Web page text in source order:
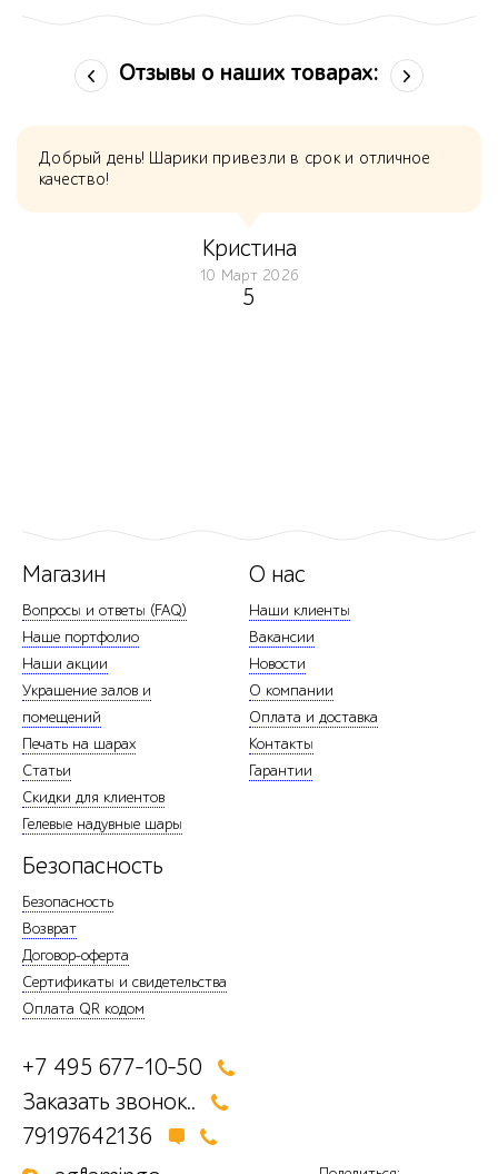
Отзывы о наших товарах:
Добрый день! Шарики привезли в срок и отличное
качество!
Кристина
10 Март 2026
5
Магазин
Вопросы и ответы (FAQ)
Наше портфолио
Наши акции
Украшение залов и
помещений
Печать на шарах
Статьи
Скидки для клиентов
Гелевые надувные шары
О нас
Наши клиенты
Вакансии
Новости
О компании
Оплата и доставка
Контакты
Гарантии
Безопасность
Безопасность
Возврат
Договор-оферта
Сертификаты и свидетельства
Оплата QR кодом
+7 495 677-10-50
Заказать звонок..
79197642136